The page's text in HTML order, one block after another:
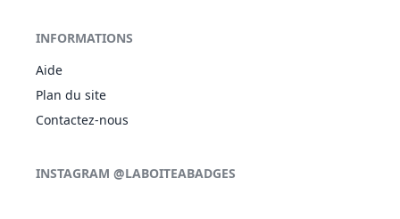
INFORMATIONS
Aide
Plan du site
Contactez-nous
INSTAGRAM @LABOITEABADGES